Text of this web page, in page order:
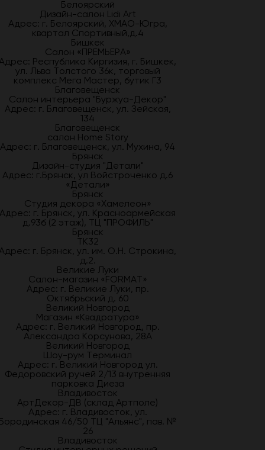
Белоярский
Дизайн-салон Lidi Art
Адрес: г. Белоярский, ХМАО-Югра,
квартал Спортивный,д.4
Бишкек
Салон «ПРЕМЬЕРА»
Республика Киргизия, г. Бишкек,
ул. Льва Толстого 36к, торговый
комплекс Мега Мастер, бутик Г3
Благовещенск
Салон интерьера "Буржуа-Декор"
Адрес: г. Благовещенск, ул. Зейская,
134
Благовещенск
салон Home Story
Адрес: г. Благовещенск, ул. Мухина, 94
Брянск
Дизайн-студия "Детали"
Адрес: г.Брянск, ул Войстроченко д.6
«Детали»
Брянск
Студия декора «Хамелеон»
Адрес: г. Брянск, ул. Красноармейская
д.93б (2 этаж), ТЦ "ПРОФИЛЬ"
Брянск
ТК32
г. Брянск, ул. им. О.Н. Строкина,
д.2.
Великие Луки
Салон-магазин «FORMAT»
Адрес: г. Великие Луки, пр.
Октябрьский д. 60
Великий Новгород
Магазин «Квадратура»
Адрес: г. Великий Новгород, пр.
Александра Корсунова, 28А
Великий Новгород
Шоу-рум Терминал
Адрес: г. Великий Новгород ул.
Федоровский ручей 2/13 внутренняя
парковка Диеза
Владивосток
АртДекор-ДВ (склад Артполе)
Адрес: г. Владивосток, ул.
46/50 ТЦ "Альянс", пав. №
26
Владивосток